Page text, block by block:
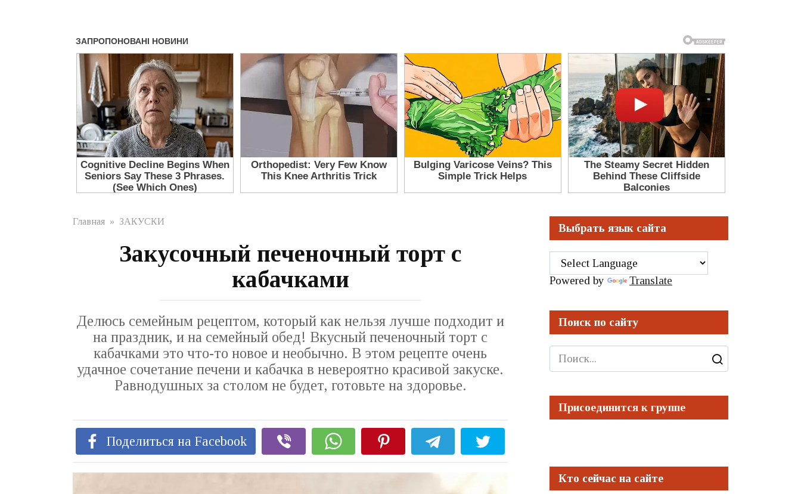
Главная » ЗАКУСКИ
Закусочный печеночный торт с
кабачками
Делюсь семейным рецептом, который как нельзя лучше подходит и
на праздник, и на семейный обед! Вкусный печеночный торт с
кабачками это что-то новое и необычно. В этом рецепте очень
удачное сочетание печени и кабачка в невероятно красивой закуске.
Равнодушных за столом не будет, готовьте на здоровье.
Поделиться на Facebook
Выбрать язык сайта
Powered by Translate
Поиск по сайту
Search
for:
Присоединится к группе
Кто сейчас на сайте